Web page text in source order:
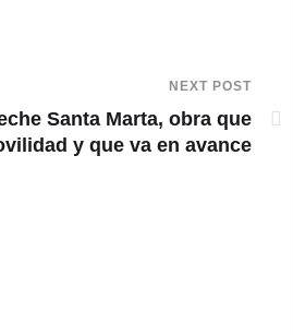
NEXT POST
Santa Marta, obra que
y que va en avance